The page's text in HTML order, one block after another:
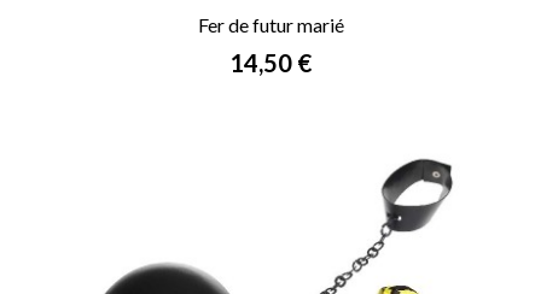
Fer de futur marié
Prix
14,50 €